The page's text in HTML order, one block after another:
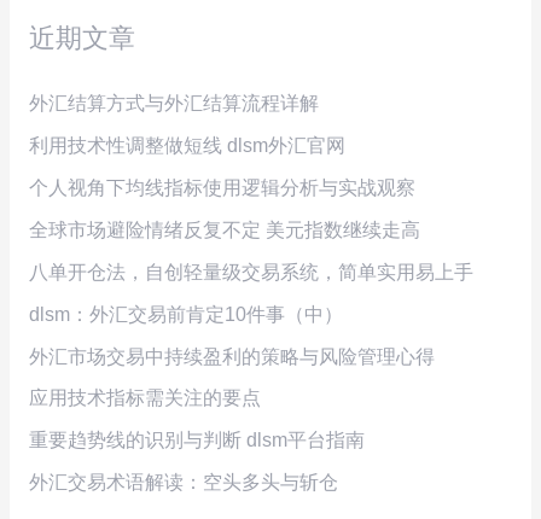
近期文章
外汇结算方式与外汇结算流程详解
利用技术性调整做短线 dlsm外汇官网
个人视角下均线指标使用逻辑分析与实战观察
全球市场避险情绪反复不定 美元指数继续走高
八单开仓法，自创轻量级交易系统，简单实用易上手
dlsm：外汇交易前肯定10件事（中）
外汇市场交易中持续盈利的策略与风险管理心得
应用技术指标需关注的要点
重要趋势线的识别与判断 dlsm平台指南
外汇交易术语解读：空头多头与斩仓